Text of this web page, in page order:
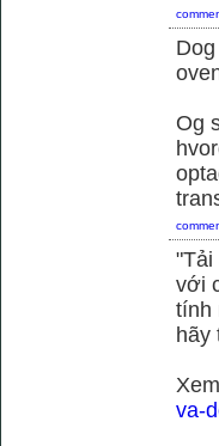
Og
"Tải
với
tính
hãy
va-